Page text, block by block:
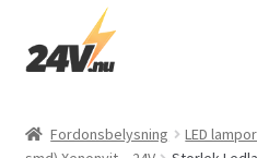
Hoppa
till
Hoppa
till
Fordonsbelysning LED lampor